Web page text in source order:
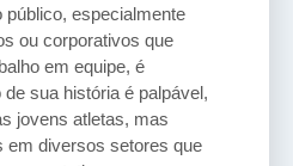
especialmente
ou corporativos que
em equipe, é
sua história é palpável,
jovens atletas, mas
em diversos setores que